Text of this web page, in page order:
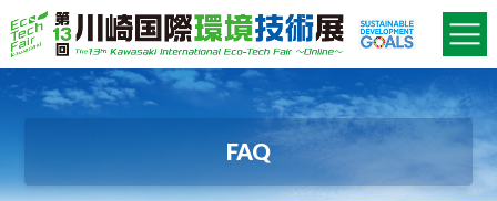
FAQ